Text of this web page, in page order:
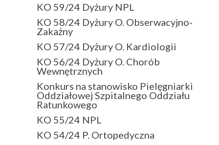
KO 59/24 Dyżury NPL
KO 58/24 Dyżury O. Obserwacyjno-
Zakaźny
KO 57/24 Dyżury O. Kardiologii
KO 56/24 Dyżury O. Chorób
Wewnętrznych
Konkurs na stanowisko Pielęgniarki
Oddziałowej Szpitalnego Oddziału
Ratunkowego
KO 55/24 NPL
KO 54/24 P. Ortopedyczna